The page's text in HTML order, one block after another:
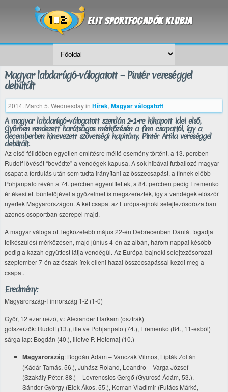
Magyar labdarúgó-válogatott – Pintér vereséggel
debütált
2014. March 5. Wednesdayin Hírek, Magyar válogatott
A magyar labdarúgó-válogatott szerdán 2-1-re kikapott idei első,
Győrben rendezett barátságos mérkőzésén a finn csapattól, így a
decemberben kinevezett szövetségi kapitány, Pintér Attila vereséggel
debütált.
Az első félidőben egyetlen említésre méltó esemény történt, a 13. percben
Rudolf lövését “bevédte” a vendégek kapusa. A sok hibával futballozó magyar
csapat a fordulás után sem tudta irányítani az összecsapást, a finnek előbb
Pohjanpalo révén a 74. percben egyenlítettek, a 84. percben pedig Eremenko
értékesített büntetőjével a győzelmet is megszerezték, így a vendégek először
nyertek Magyarországon. A két csapat az Európa-ajnoki selejtezősorozatban
azonos csoportban szerepel majd.
A magyar válogatott legközelebb május 22-én Debrecenben Dániát fogadja
felkészülési mérkőzésen, majd június 4-én az albán, három nappal később
pedig a kazah együttest látja vendégül. Az Európa-bajnoki selejtezősorozat
szeptember 7-én az észak-írek elleni hazai összecsapással kezdi meg a
csapat.
Eredmény:
Magyarország-Finnország 1-2 (1-0)
Győr, 12 ezer néző, v.: Alexander Harkam (osztrák)
gólszerzők: Rudolf (13.), illetve Pohjanpalo (74.), Eremenko (84., 11-esből)
sárga lap: Bogdán (40.), illetve P. Hetemaj (10.)
Magyarország: Bogdán Ádám – Vanczák Vilmos, Lipták Zoltán
(Kádár Tamás, 56.), Juhász Roland, Leandro – Varga József
(Szakály Péter, 88.) – Lovrencsics Gergő (Gyurcsó Ádám, 53.),
Sándor György (Elek Ákos, 55.), Koman Vladimir (Futács Márkó,